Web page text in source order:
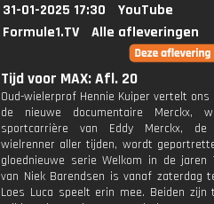
31-01-2025 17:30
YouTube
Formule1.TV
Alle afleveringen
Tijd voor MAX: Afl. 20
Oud-wielerprof Hennie Kuiper vertelt ons
de nieuwe documentaire Merckx,
sportcarrière van Eddy Merckx, de
wielrenner aller tijden, wordt
gloednieuwe serie Welkom in de
van Niek Barendsen is vanaf zaterdag
Loes Luca speelt erin mee. Beiden